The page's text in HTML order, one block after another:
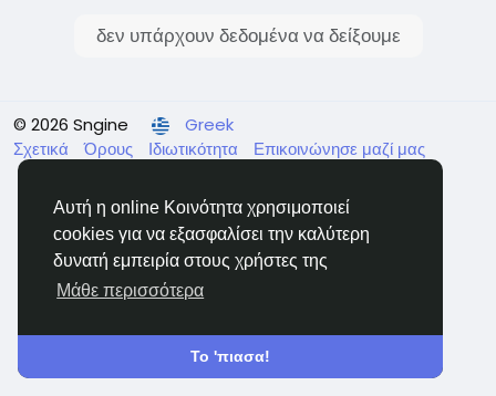
Αυτή η online Κοινότητα χρησιμοποιεί
cookies για να εξασφαλίσει την καλύτερη
δυνατή εμπειρία στους χρήστες της
Μάθε περισσότερα
Το 'πιασα!
δεν υπάρχουν δεδομένα να δείξουμε
© 2026 Sngine
Greek
Σχετικά
Όρους Ιδιωτικότητα
Επικοινώνησε μαζί μας